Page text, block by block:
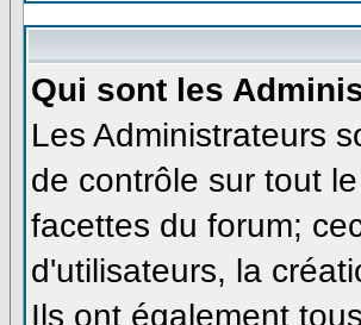
Qui sont les
Les Administrateurs
de contrôle sur tout
facettes du forum;
d'utilisateurs, la
Ils ont également